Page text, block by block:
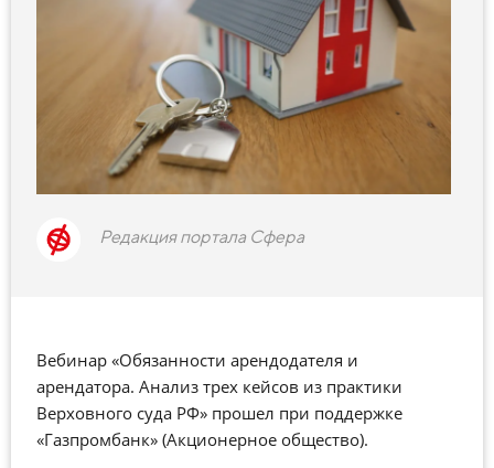
Редакция портала Сфера
Вебинар «Обязанности арендодателя и
арендатора. Анализ трех кейсов из практики
Верховного суда РФ» прошел при поддержке
«Газпромбанк» (Акционерное общество).